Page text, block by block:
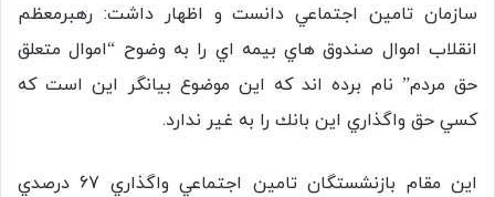
سازمان تامين اجتماعي دانست و اظهار داشت: رهبرمعظم
انقلاب اموال صندوق هاي بيمه اي را به وضوح “اموال متعلق
حق مردم” نام برده اند كه اين موضوع بيانگر اين است كه
كسي حق واگذاري اين بانك را به غير ندارد.
اين مقام بازنشستگان تامين اجتماعي واگذاري 67 درصدي